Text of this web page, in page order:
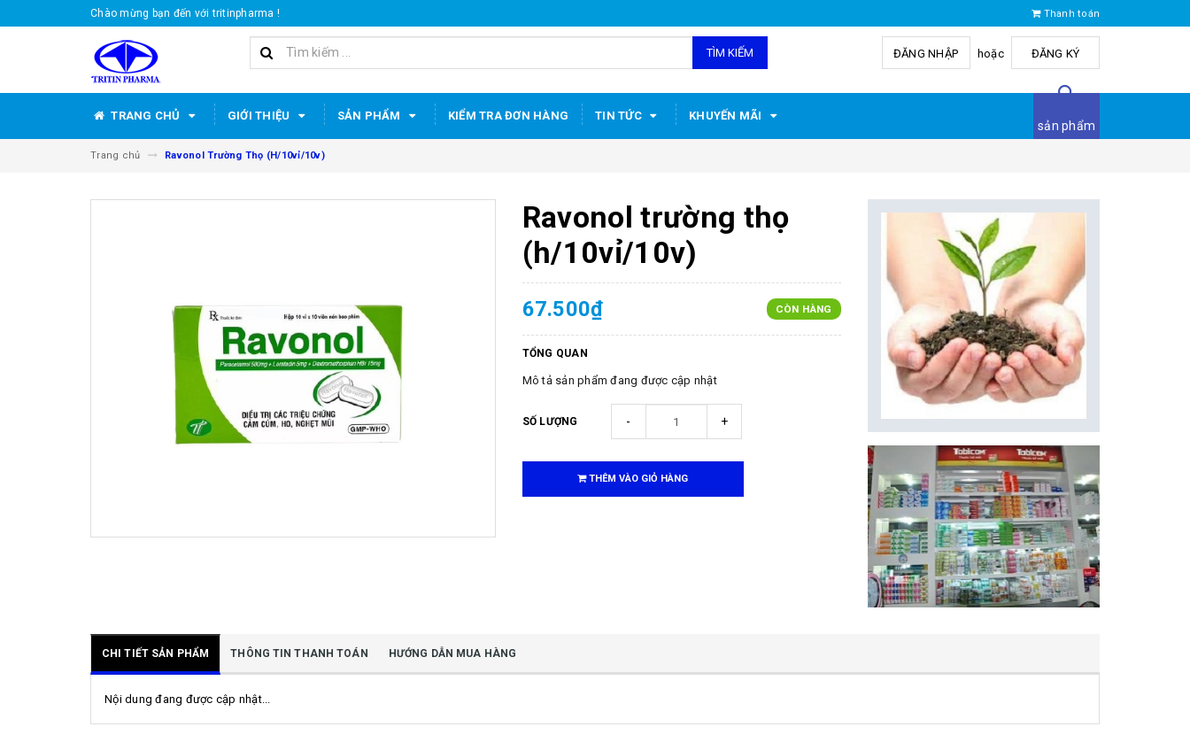
Chào mừng bạn đến với tritinpharma ! Thanh toán
TÌM KIẾM ĐĂNG NHẬP hoặc ĐĂNG KÝ
TRANG CHỦ GIỚI THIỆU SẢN PHẨM KIỂM TRA ĐƠN HÀNG TIN TỨC KHUYẾN MÃI
sản phẩm
Trang chủ Ravonol Trường Thọ (H/10vỉ/10v)
Ravonol trường thọ
(h/10vỉ/10v)
67.500₫ CÒN HÀNG
TỔNG QUAN
Mô tả sản phẩm đang được cập nhật
SỐ LƯỢNG - +
THÊM VÀO GIỎ HÀNG
CHI TIẾT SẢN PHẨM THÔNG TIN THANH TOÁN HƯỚNG DẪN MUA HÀNG
Nội dung đang được cập nhật...